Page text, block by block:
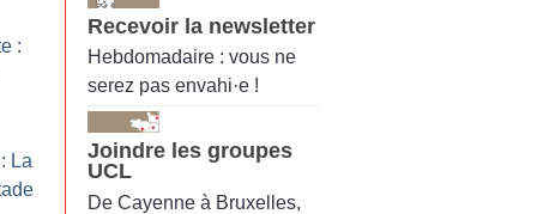
:
La
Recevoir la newsletter
Hebdomadaire : vous ne
serez pas envahi·e !
Joindre les groupes
UCL
De Cayenne à Bruxelles,